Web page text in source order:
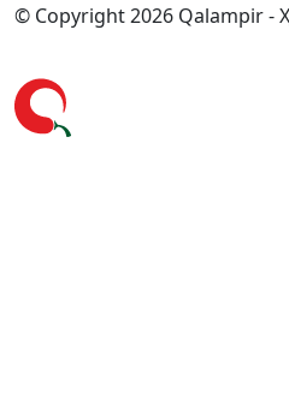
© Copyright 2026 Qalampir -